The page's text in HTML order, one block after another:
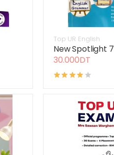
Top UR English
New Spotlight 7
30.000DT